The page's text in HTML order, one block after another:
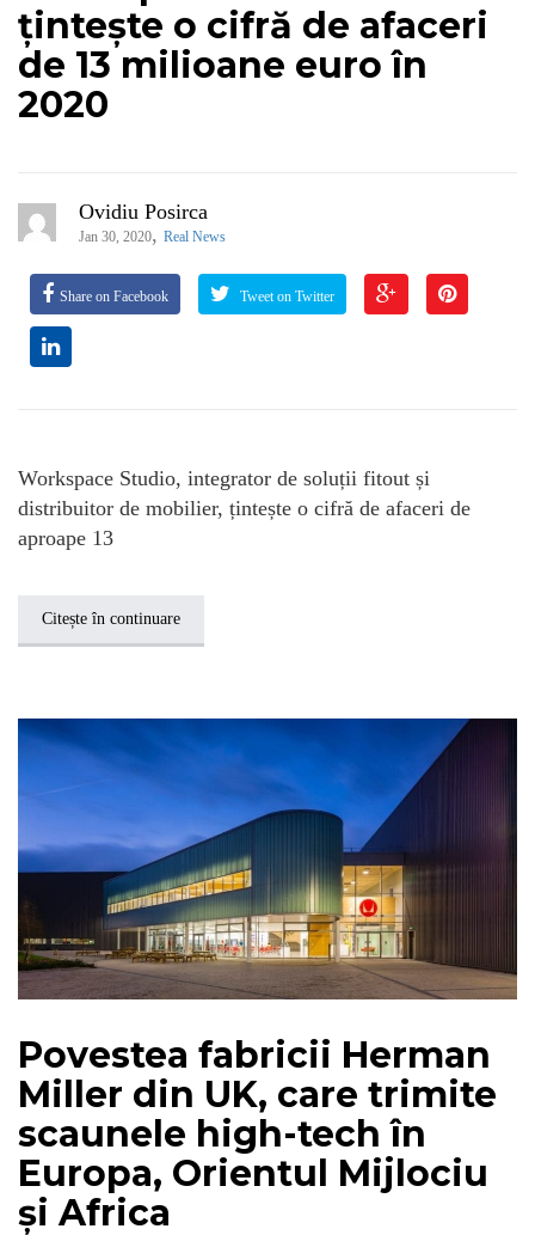
țintește o cifră de afaceri
de 13 milioane euro în
2020
Ovidiu Posirca
Jan 30, 2020, Real News
Share on Facebook Tweet on Twitter
Workspace Studio, integrator de soluții fitout și
distribuitor de mobilier, țintește o cifră de afaceri de
aproape 13
Citește în continuare
Povestea fabricii Herman
Miller din UK, care trimite
scaunele high-tech în
Europa, Orientul Mijlociu
și Africa